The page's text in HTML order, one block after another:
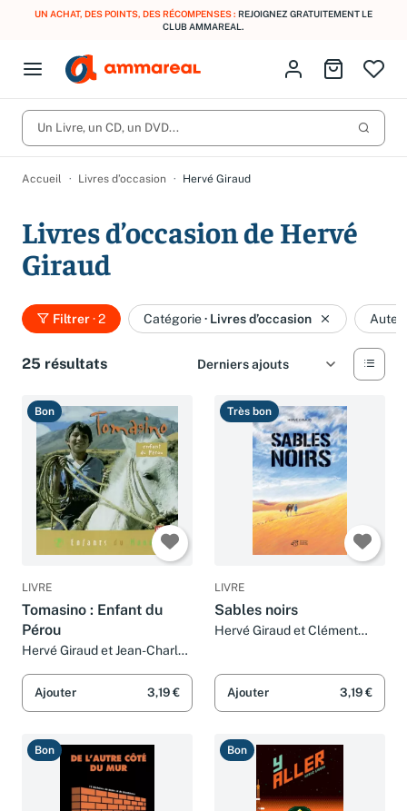
UN ACHAT, DES POINTS, DES RÉCOMPENSES : REJOIGNEZ GRATUITEMENT LE
CLUB AMMAREAL.
Open menu
Fermer le menu
CD d'occasion
Partitions
Culture à 1 €
Meilleures ventes
Produits Catégories
Vous n'avez pas trouvé l'article que vous cherchiez ?
qu'il est en stock.
Identifiez-vous
Aller au
Un Livre, un CD, un DVD...
Accueil Livres d’occasion Hervé Giraud
Livres d’occasion de Hervé
Giraud
Filtrer· 2 Catégorie· Livres d’occasion
25 résultats
Bon
LIVRE
Tomasino : Enfant du
Pérou
Hervé Giraud et Jean-Charles
Ajouter 3,19 €
Très bon
LIVRE
Sables noirs
Hervé Giraud et Clément
Ajouter 3,19 €
Bon Bon